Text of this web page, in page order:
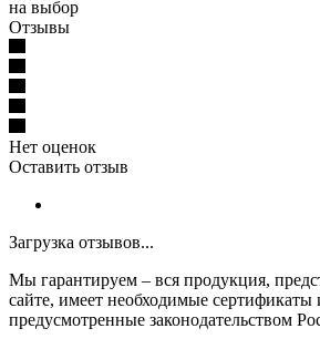
на выбор
Отзывы
Нет оценок
Оставить отзыв
Загрузка отзывов...
Мы гарантируем – вся продукция,
сайте, имеет необходимые сертификаты
предусмотренные законодательством